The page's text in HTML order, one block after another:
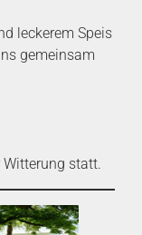
leckerem Speis
gemeinsam
statt.